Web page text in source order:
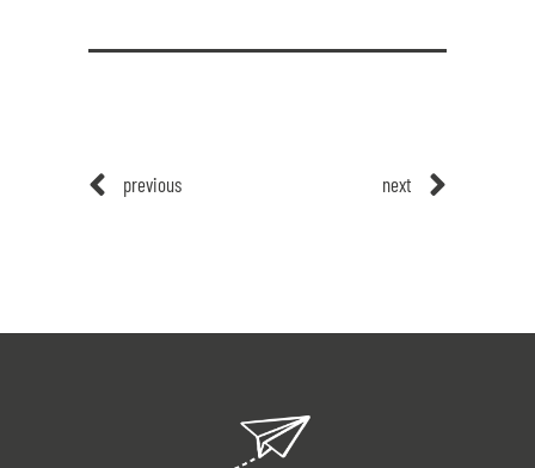
previous next